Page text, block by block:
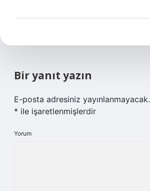
Bir yanıt yazın
E-posta adresiniz yayınlanmayacak.
* ile işaretlenmişlerdir
Yorum